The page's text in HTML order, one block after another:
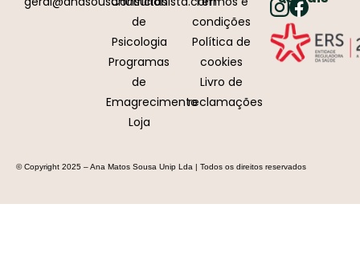
de
Psicologia
Programas
de
Emagrecimento
Loja
condições
Política de
cookies
Livro de
reclamações
© Copyright 2025 – Ana Matos Sousa Unip Lda | Todos os direitos reservados